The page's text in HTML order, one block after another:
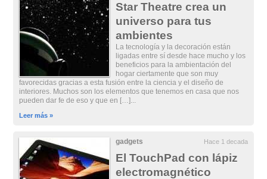
Star Theatre crea un
universo para tus
ambientes
La tecnología y la decoración están
ligadas entre sí desde hace mucho y los
beneficios para la ambientación del
hogar ciertamente que son muy
favorecidas gracias a esta fusión entre la ciencia y el diseño de
interiores. Muchos son los elementos que tenemos en casa que nos
pueden dar fe de eso y que en […]...
Leer más »
gadgets Hace 1 decada
El TouchPad con lápiz
electromagnético